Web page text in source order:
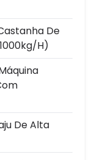
De
h)
De Alta